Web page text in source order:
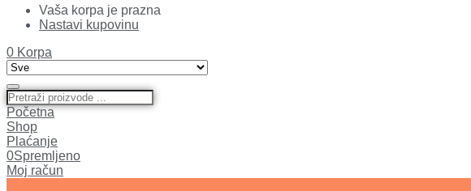
Vaša korpa je prazna
Nastavi kupovinu
0 Korpa
Početna
Shop
Plaćanje
0Spremljeno
Moj račun